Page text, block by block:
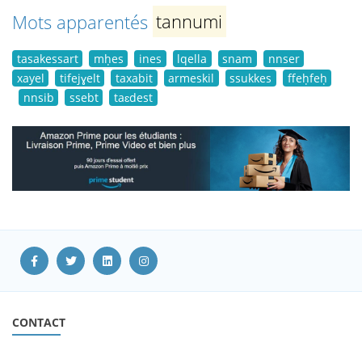
Mots apparentés tannumi
tasakessart mḥes ines lqella snam
nnser
xayel
tifejɣelt taxabit armeskil ssukkes
ffeḥfeḥ
nnsib
ssebt taɛdest
CONTACT